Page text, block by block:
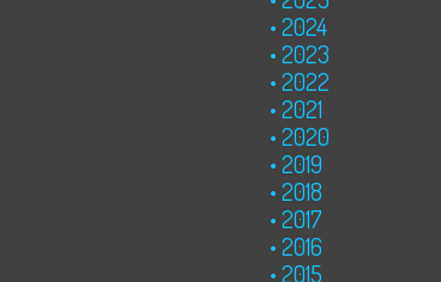
2024
2023
2022
2021
2020
2019
2018
2017
2016
2015